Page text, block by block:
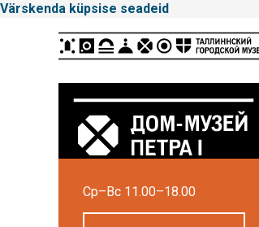
Värskenda küpsise seadeid
Tallinna
Peamenüü
Cp–Вс 11.00–18.00